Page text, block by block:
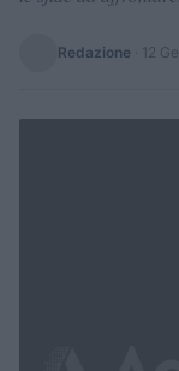
Redazione 12